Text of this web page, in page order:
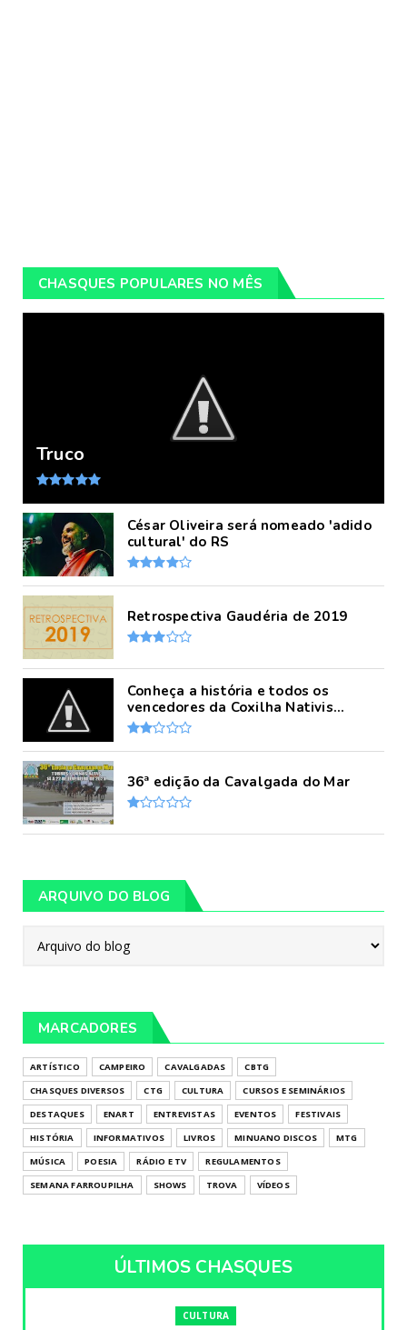
CHASQUES POPULARES NO MÊS
Truco
César Oliveira será nomeado 'adido
cultural' do RS
Retrospectiva Gaudéria de 2019
Conheça a história e todos os
vencedores da Coxilha Nativis...
36ª edição da Cavalgada do Mar
ARQUIVO DO BLOG
MARCADORES
ARTÍSTICO CAMPEIRO CAVALGADAS
CBTG
CHASQUES DIVERSOS
CTG CULTURA
CURSOS E SEMINÁRIOS
DESTAQUES
ENART ENTREVISTAS EVENTOS
FESTIVAIS
HISTÓRIA
INFORMATIVOS LIVROS MINUANO DISCOS
MTG
MÚSICA
POESIA RÁDIO E TV
REGULAMENTOS
SEMANA FARROUPILHA
SHOWS TROVA VÍDEOS
ÚLTIMOS CHASQUES
CULTURA